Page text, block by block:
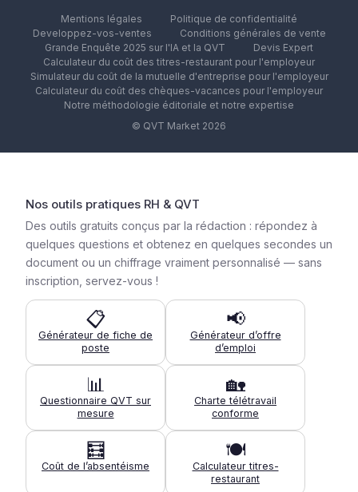
Mentions légales
Politique de confidentialité
Developpez-vos-ventes
Conditions générales de vente
Grande Enquête 2025 sur l'IA et la QVT
Devis Expert
Calculateur du coût des titres-restaurant pour l'employeur
Simulateur du coût de la mutuelle d'entreprise pour l'employeur
Calculateur du coût des chèques-vacances pour l'employeur
Notre méthodologie éditoriale et notre expertise
© QVT Market 2026
Nos outils pratiques RH & QVT
Des outils gratuits conçus par la rédaction : répondez à
quelques questions et obtenez en quelques secondes un
document ou un chiffrage vraiment personnalisé — sans
inscription, servez-vous !
📋
Générateur de fiche de
poste
📢
Générateur d’offre
d’emploi
📊
Questionnaire QVT sur
mesure
🏡
Charte télétravail
conforme
🧮
Coût de l’absentéisme
🍽️
Calculateur titres-
restaurant